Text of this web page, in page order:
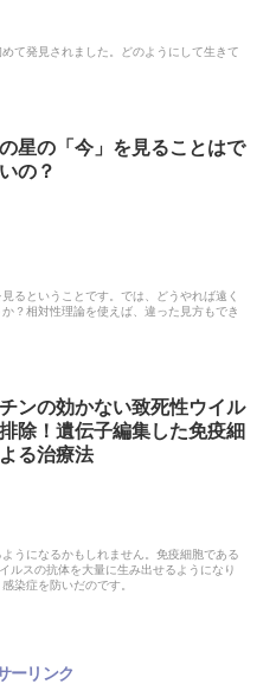
て発見されました。どのようにして生きて
星の「今」を見ることはで
の？
るということです。では、どうやれば遠く
？相対性理論を使えば、違った見方もでき
ンの効かない致死性ウイル
除！遺伝子編集した免疫細
る治療法
うになるかもしれません。免疫細胞である
ルスの抗体を大量に生み出せるようになり
染症を防いだのです。
ーリンク